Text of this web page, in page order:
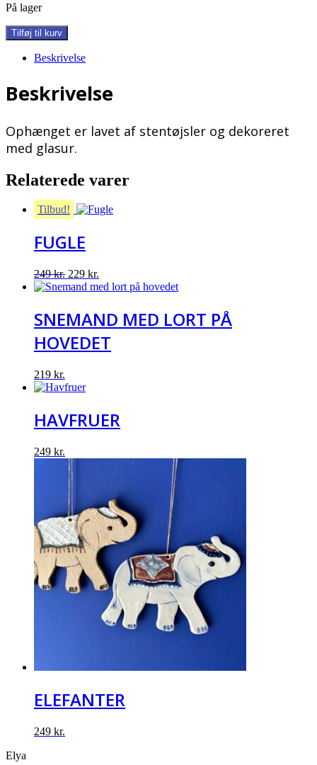
På lager
Pingvinunge
antal
Tilføj til kurv
Beskrivelse
Beskrivelse
Ophænget er lavet af stentøjsler og dekoreret
med glasur.
Relaterede varer
Tilbud!
FUGLE
249kr. Original
price
249 kr..
229 kr.
price
229 kr..
SNEMAND MED LORT PÅ
HOVEDET
219 kr.
HAVFRUER
249 kr.
ELEFANTER
249 kr.
Elya